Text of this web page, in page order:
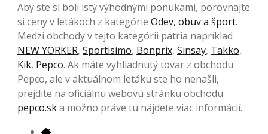
Aby ste si boli istý výhodnými ponukami, porovnajte
si ceny v letákoch z kategórie Odev, obuv a šport.
Medzi obchody v tejto kategórii patria napríklad
NEW YORKER, Sportisimo, Bonprix, Sinsay, Takko,
Kik, Pepco. Ak máte vyhliadnutý tovar z obchodu
Pepco, ale v aktuálnom letáku ste ho nenašli,
prejdite na oficiálnu webovú stránku obchodu
pepco.ska možno práve tu nájdete viac informácií.